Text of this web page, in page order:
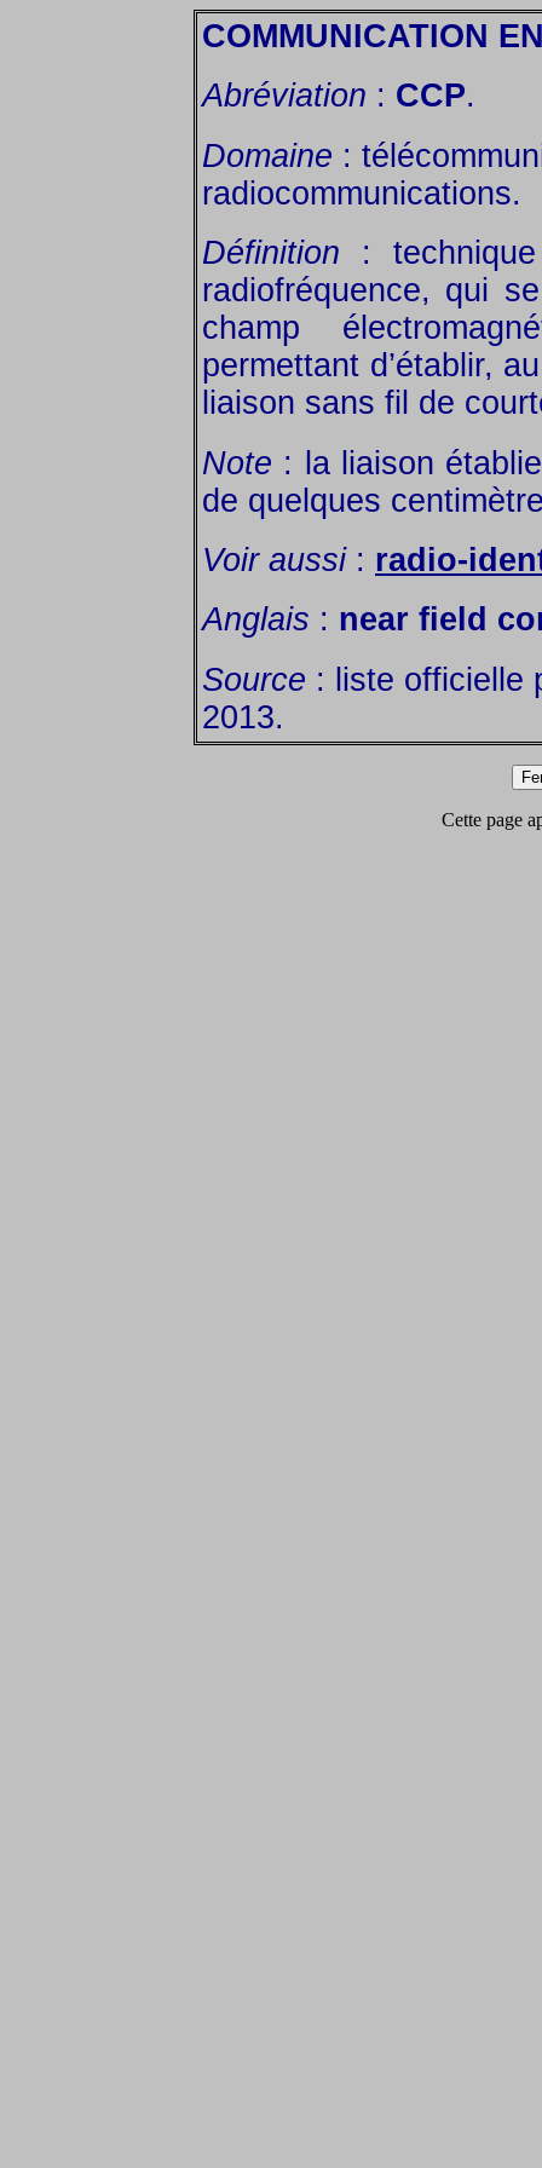
COMMUNICATION
Abréviation : CCP.
Domaine :
radiocommunications.
Définition :
radiofréquence, qui
champ
permettant d’établir,
liaison sans fil de
Note : la liaison
de quelques
Voir aussi: radio-
Anglais : near field
Source : liste officielle
2013.
Cette page